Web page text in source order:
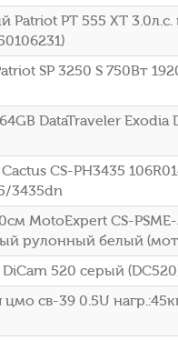
PT 555 XT 3.0л.с.
SP 3250 S 750Вт
DataTraveler Exodia
CS-PH3435
3435dn
MotoExpert CS-
рулонный белый
520 серый
св-39 0.5U